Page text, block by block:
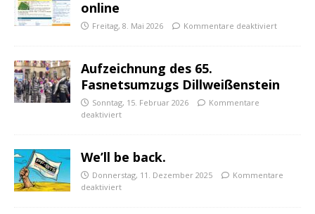
online
Freitag, 8. Mai 2026 Kommentare deaktiviert
Aufzeichnung des 65.
Fasnetsumzugs Dillweißenstein
Sonntag, 15. Februar 2026
Kommentare
deaktiviert
We’ll be back.
Donnerstag, 11. Dezember 2025
Kommentare
deaktiviert